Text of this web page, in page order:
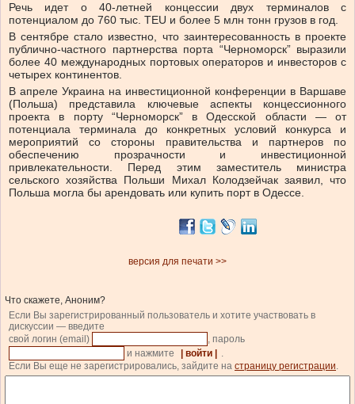
Речь идет о 40-летней концессии двух терминалов с
потенциалом до 760 тыс. TEU и более 5 млн тонн грузов в год.
В сентябре стало известно, что заинтересованность в проекте
публично-частного партнерства порта “Черноморск” выразили
более 40 международных портовых операторов и инвесторов с
четырех континентов.
В апреле Украина на инвестиционной конференции в Варшаве
(Польша) представила ключевые аспекты концессионного
проекта в порту “Черноморск” в Одесской области — от
потенциала терминала до конкретных условий конкурса и
мероприятий со стороны правительства и партнеров по
обеспечению прозрачности и инвестиционной
привлекательности. Перед этим заместитель министра
сельского хозяйства Польши Михал Колодзейчак заявил, что
Польша могла бы арендовать или купить порт в Одессе.
версия для печати >>
Что скажете, Аноним?
Если Вы зарегистрированный пользователь и хотите участвовать в
дискуссии — введите
свой логин (email)
, пароль
и нажмите
| войти |
.
Если Вы еще не зарегистрировались, зайдите на страницу регистрации.